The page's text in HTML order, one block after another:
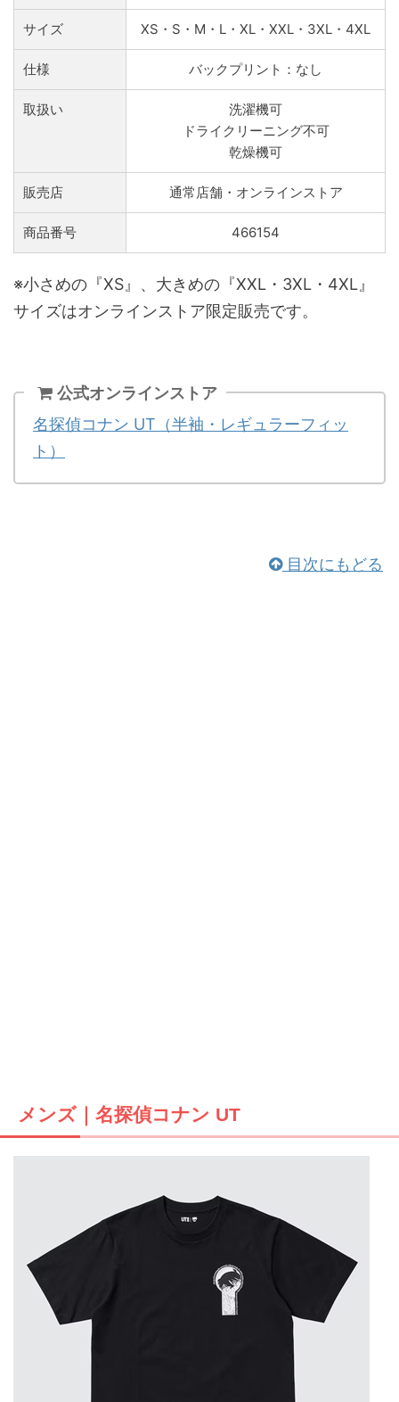
サイズ XS・S・M・L・XL・XXL・3XL・4XL
仕様 バックプリント：なし
取扱い
洗濯機可
ドライクリーニング不可
乾燥機可
販売店 通常店舗・オンラインストア
商品番号 466154
※小さめの『XS』、大きめの『XXL・3XL・4XL』
サイズはオンラインストア限定販売です。
公式オンラインストア
名探偵コナン UT（半袖・レギュラーフィッ
ト）
目次にもどる
メンズ｜名探偵コナン UT